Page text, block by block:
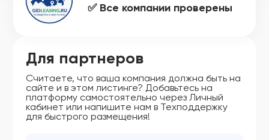
✅ Все компании проверены
Для партнеров
Считаете, что ваша компания должна быть на
сайте и в этом листинге? Добавьтесь на
платформу самостоятельно через Личный
кабинет или напишите нам в Техподдержку
для быстрого размещения!